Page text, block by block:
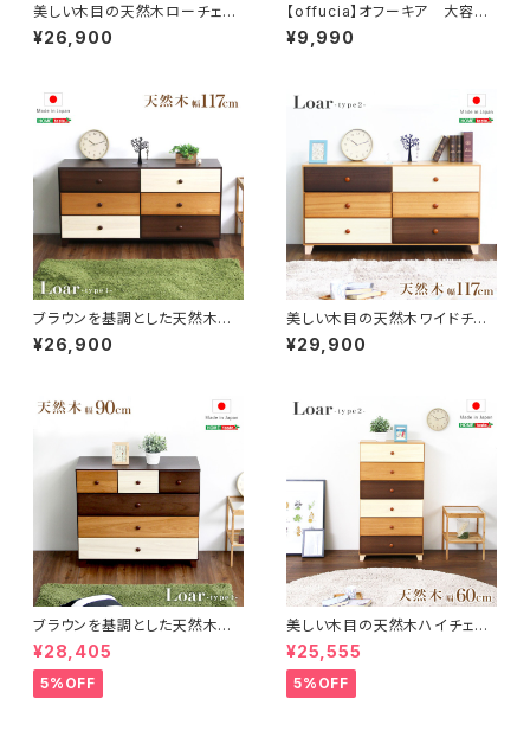
美しい木目の天然木ローチェス
ト 4段 幅90cm Loarシリーズ
日本製・完成品｜Loar-ロア- t
¥26,900
【offucia】オフーキア 大容量
コスメワゴン(組立品) SH-05
-47808
¥9,990
ブラウンを基調とした天然木ワ
イドチェスト 3段 幅117cm Loa
rシリーズ 日本製・完成品｜Loa
¥26,900
美しい木目の天然木ワイドチェ
スト 3段 幅117cm Loarシリー
ズ 日本製・完成品｜Loar-ロ
¥29,900
ブラウンを基調とした天然木ロ
ーチェスト 4段 幅90cm Loar
シリーズ 日本製・完成品｜Loar
-ロア- type1 SH-08-LR90
¥28,405
5%OFF
美しい木目の天然木ハイチェス
ト 6段 幅60cm Loarシリーズ
日本製・完成品｜Loar-ロア- t
ype2 SH-08-LR2ND60
¥25,555
5%OFF